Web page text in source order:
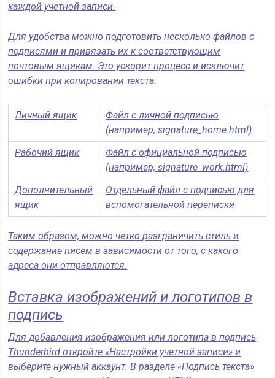
каждой учетной записи.
Для удобства можно подготовить несколько файлов с
подписями и привязать их к соответствующим
почтовым ящикам. Это ускорит процесс и исключит
ошибки при копировании текста.
Личный ящик
Файл с личной подписью
(например, signature_home.html)
Рабочий ящик
Файл с официальной подписью
(например, signature_work.html)
Дополнительный
ящик
Отдельный файл с подписью для
вспомогательной переписки
Таким образом, можно четко разграничить стиль и
содержание писем в зависимости от того, с какого
адреса они отправляются.
Вставка изображений и логотипов в
подпись
Для добавления изображения или логотипа в подпись
Thunderbird откройте «Настройки учетной записи» и
выберите нужный аккаунт. В разделе «Подпись текста»